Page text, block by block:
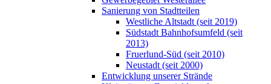
Sanierung von Stadtteilen
Westliche Altstadt (seit 2019)
Südstadt Bahnhofsumfeld (seit
2013)
Fruerlund-Süd (seit 2010)
Neustadt (seit 2000)
Entwicklung unserer Strände